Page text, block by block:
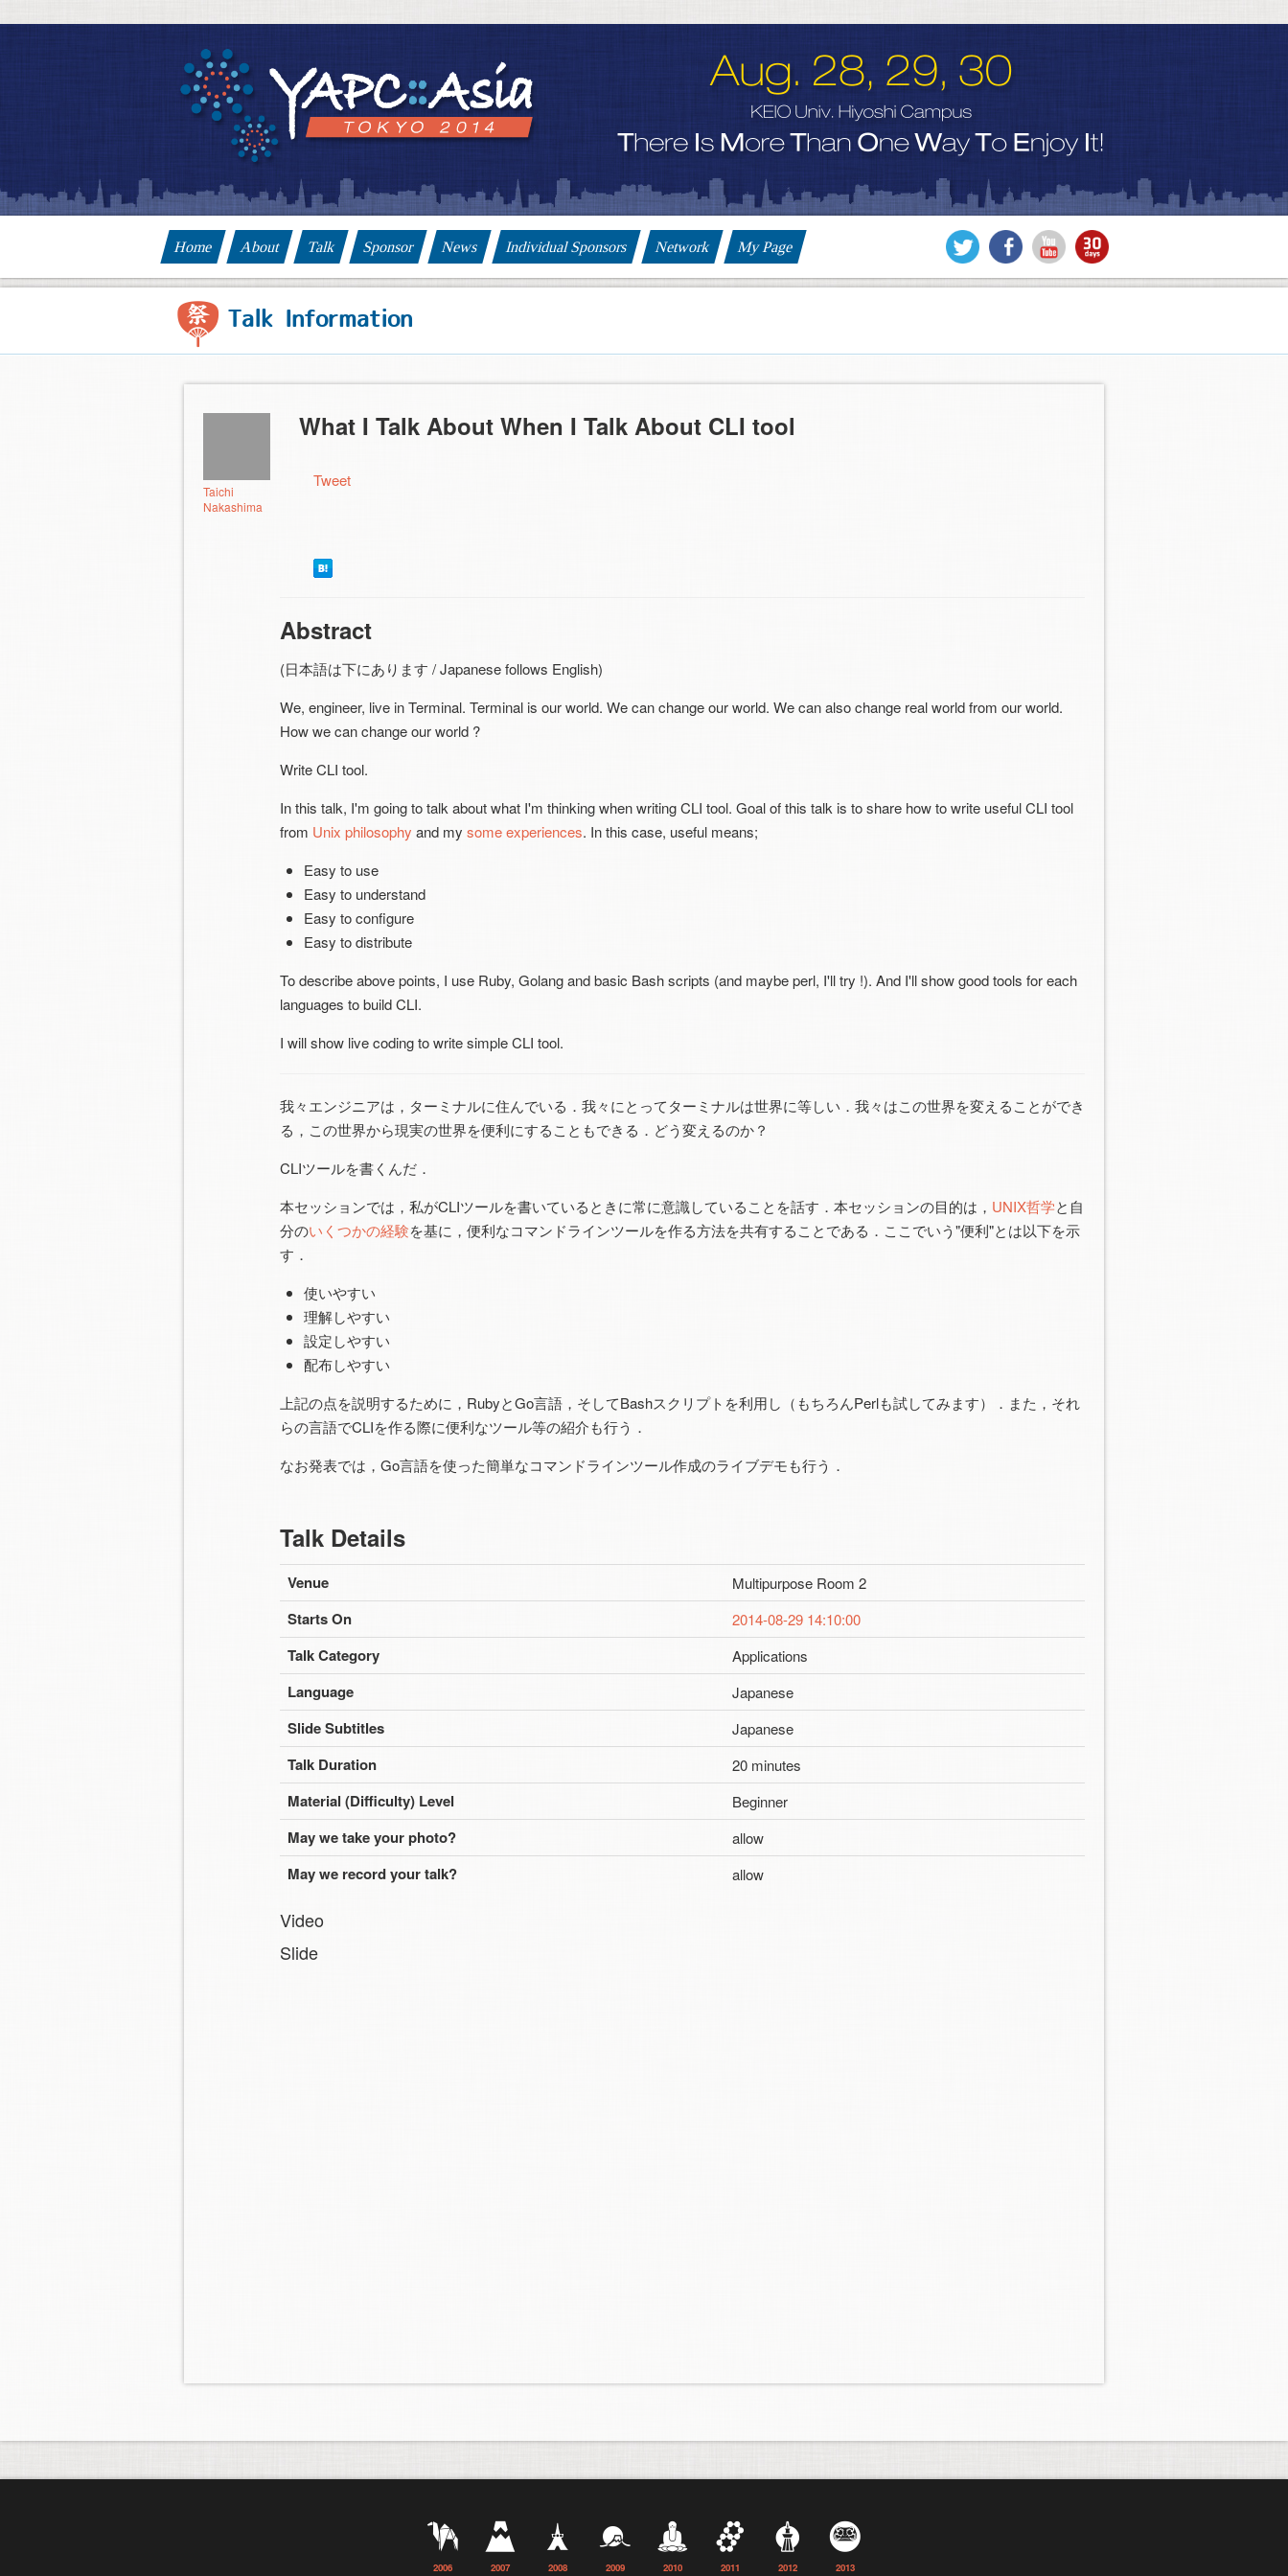
Home About Talk Sponsor News Individual Sponsors Network My Page
Talk Information
Taichi
Nakashima
What I Talk About When I Talk About CLI tool
Tweet
Abstract
(日本語は下にあります / Japanese follows English)
We, engineer, live in Terminal. Terminal is our world. We can change our world. We can also change real world from our world.
How we can change our world ?
Write CLI tool.
In this talk, I'm going to talk about what I'm thinking when writing CLI tool. Goal of this talk is to share how to write useful CLI tool
from Unix philosophy and my some experiences. In this case, useful means;
Easy to use
Easy to understand
Easy to configure
Easy to distribute
To describe above points, I use Ruby, Golang and basic Bash scripts (and maybe perl, I'll try !). And I'll show good tools for each
languages to build CLI.
I will show live coding to write simple CLI tool.
我々エンジニアは，ターミナルに住んでいる．我々にとってターミナルは世界に等しい．我々はこの世界を変えることができ
る，この世界から現実の世界を便利にすることもできる．どう変えるのか？
CLIツールを書くんだ．
本セッションでは，私がCLIツールを書いているときに常に意識していることを話す．本セッションの目的は， UNIX哲学と自
分のいくつかの経験を基に，便利なコマンドラインツールを作る方法を共有することである．ここでいう"便利"とは以下を示
す．
使いやすい
理解しやすい
設定しやすい
配布しやすい
上記の点を説明するために，RubyとGo言語，そしてBashスクリプトを利用し（もちろんPerlも試してみます）．また，それ
らの言語でCLIを作る際に便利なツール等の紹介も行う．
なお発表では，Go言語を使った簡単なコマンドラインツール作成のライブデモも行う．
Talk Details
Venue Multipurpose Room 2
Starts On 2014-08-29 14:10:00
Talk Category Applications
Language Japanese
Slide Subtitles Japanese
Talk Duration 20 minutes
Material (Difficulty) Level Beginner
May we take your photo? allow
May we record your talk? allow
Video
Slide
2006 2007 2008 2009 2010 2011 2012 2013